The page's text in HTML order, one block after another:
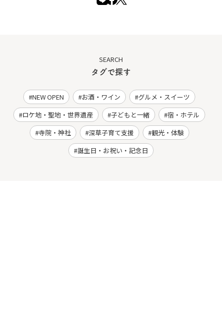
SEARCH
タグで探す
NEW OPEN お酒・ワイン
グルメ・スイーツ
ロケ地・聖地・世界遺産
子どもと一緒
宿・ホテル
寺院・神社
深草子育て支援
観光・体験
誕生日・お祝い・記念日